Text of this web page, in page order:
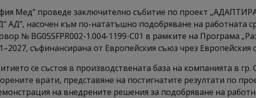
Мед“ проведе заключително събитие по проект
АД“, насочен към по-нататъшно подобряване на работната
№ BG05SFPR002-1.004-1199-C01 в рамките на Програма
съфинансирана от Европейския съюз чрез
се състоя в производствената база на компанията в
врати, представяне на постигнатите резултати по
на внедрените решения за подобряване на